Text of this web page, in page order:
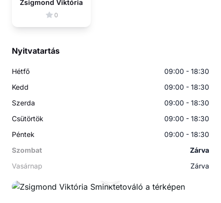
Zsigmond Viktória
0
Nyitvatartás
Hétfő
09:00 - 18:30
Kedd
09:00 - 18:30
Szerda
09:00 - 18:30
Csütörtök
09:00 - 18:30
Péntek
09:00 - 18:30
Szombat
Zárva
Vasárnap
Zárva